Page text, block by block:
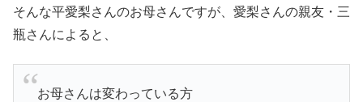
そんな平愛梨さんのお母さんですが、愛梨さんの親友・三
瓶さんによると、
お母さんは変わっている方